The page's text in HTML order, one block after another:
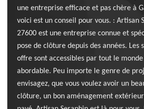
une entreprise efficace et pas chère à
voici est un conseil pour vous. : Artisan
27600 est une entreprise connue et
pose de clôture depuis des années. Les
offre sont accessibles par tout le
abordable. Peu importe le genre de
envisagez, que vous voulez avoir un
clôture, un bon aménagement